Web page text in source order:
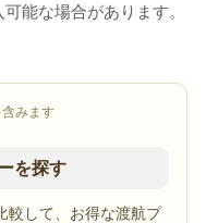
能な場合があります。
みます
を探す
較して、お得な渡航プ